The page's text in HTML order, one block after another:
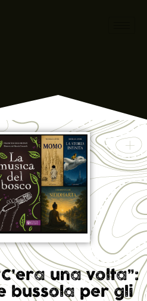
una volta”:
bussola per gli